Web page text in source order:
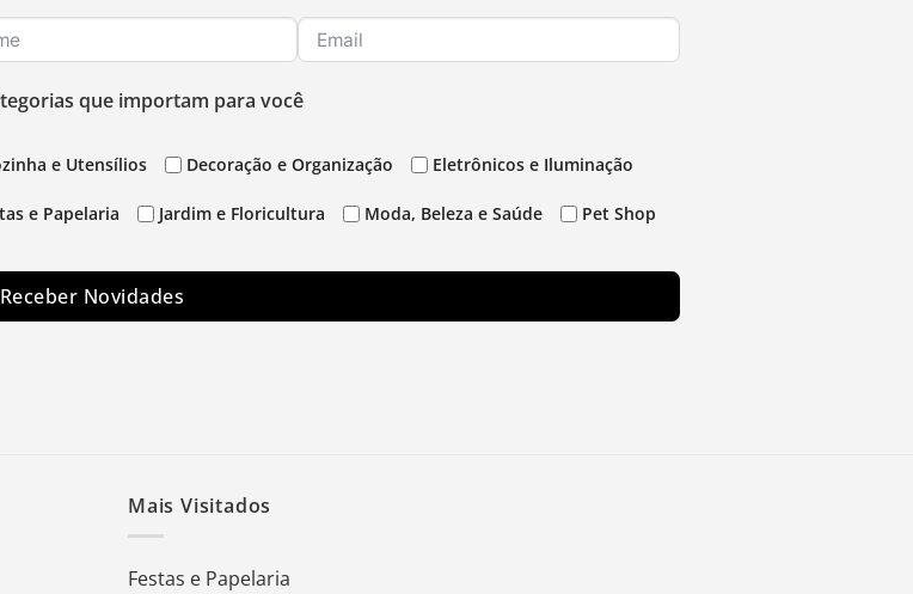
que importam para você
e Utensílios Decoração e Organização Eletrônicos e Iluminação
e Papelaria Jardim e Floricultura Moda, Beleza e Saúde Pet Shop
Receber Novidades
Mais Visitados
Festas e Papelaria